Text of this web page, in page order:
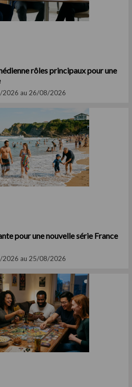
rôles principaux pour une
2026 au 26/08/2026
pour une nouvelle série France
2026 au 25/08/2026